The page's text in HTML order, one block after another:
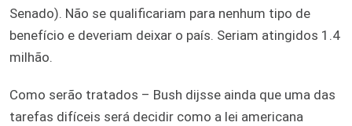
Senado). Não se qualificariam para nenhum tipo de
benefício e deveriam deixar o país. Seriam atingidos 1.4
milhão.
Como serão tratados – Bush dijsse ainda que uma das
tarefas difíceis será decidir como a lei americana